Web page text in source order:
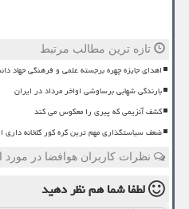
تازه ترین مطالب مرتبط
اهدای جایزه چهره برجسته علمی و فرهنگی جهاد
بارندگی شهابی برساوشی اواخر مرداد در ایران
کشف آنزیمی که پیری را معکوس می کند
ضعف سیاستگذاری مهم ترین گره کور گلخانه داری
نظرات کاربران هوافضا در
لطفا شما همنظر دهید